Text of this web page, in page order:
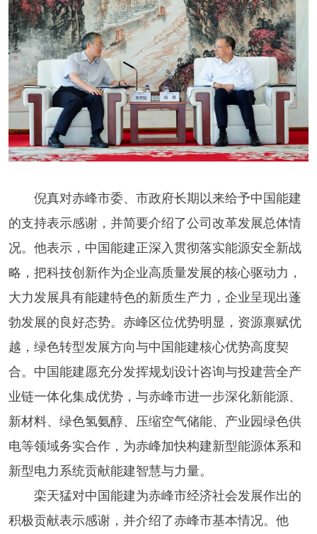
倪真对赤峰市委、市政府长期以来给予中国能建
的支持表示感谢，并简要介绍了公司改革发展总体情
况。他表示，中国能建正深入贯彻落实能源安全新战
略，把科技创新作为企业高质量发展的核心驱动力，
大力发展具有能建特色的新质生产力，企业呈现出蓬
勃发展的良好态势。赤峰区位优势明显，资源禀赋优
越，绿色转型发展方向与中国能建核心优势高度契
合。中国能建愿充分发挥规划设计咨询与投建营全产
业链一体化集成优势，与赤峰市进一步深化新能源、
新材料、绿色氢氨醇、压缩空气储能、产业园绿色供
电等领域务实合作，为赤峰加快构建新型能源体系和
新型电力系统贡献能建智慧与力量。
栾天猛对中国能建为赤峰市经济社会发展作出的
积极贡献表示感谢，并介绍了赤峰市基本情况。他